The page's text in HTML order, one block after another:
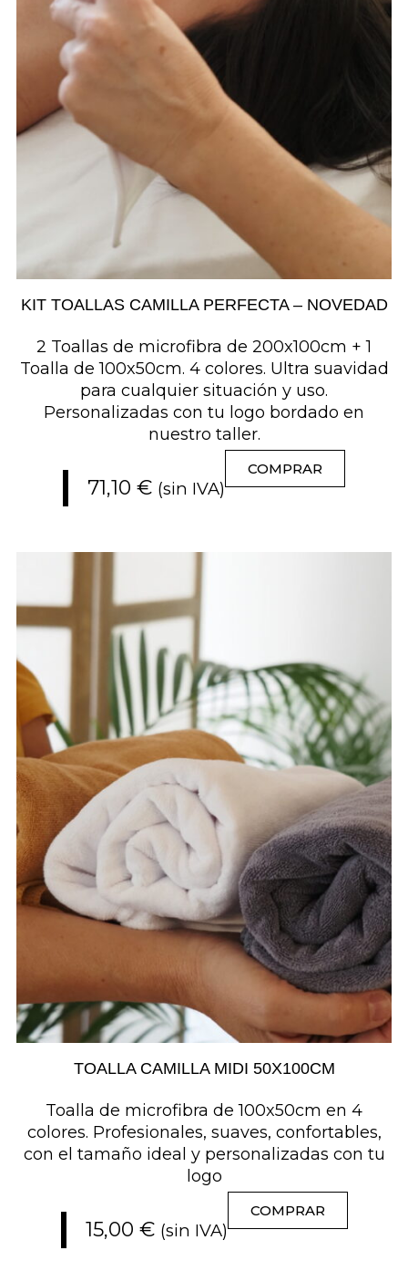
KIT TOALLAS CAMILLA PERFECTA – NOVEDAD
2 Toallas de microfibra de 200x100cm + 1
Toalla de 100x50cm. 4 colores. Ultra suavidad
para cualquier situación y uso.
Personalizadas con tu logo bordado en
nuestro taller.
71,10 € (sin IVA)
COMPRAR
TOALLA CAMILLA MIDI 50X100CM
Toalla de microfibra de 100x50cm en 4
colores. Profesionales, suaves, confortables,
con el tamaño ideal y personalizadas con tu
logo
15,00 € (sin IVA)
COMPRAR